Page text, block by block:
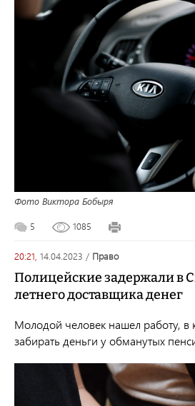
Фото Виктора Бобыря
5 1085
20:21, 14.04.2023 / право
Полицейские задержали в
летнего доставщика денег
Молодой человек нашел работу, в
забирать деньги у обманутых